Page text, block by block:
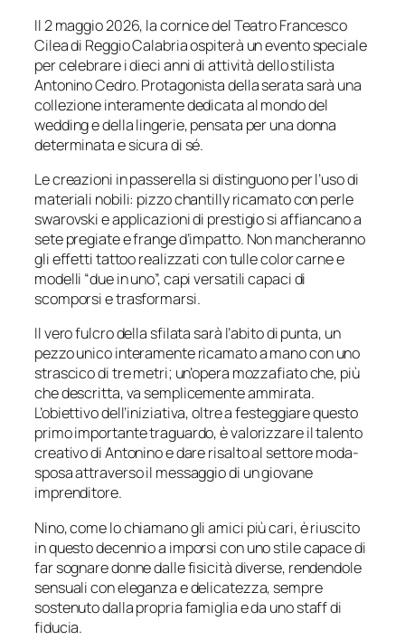
Il 2 maggio 2026, la cornice del Teatro Francesco
Cilea di Reggio Calabria ospiterà un evento speciale
per celebrare i dieci anni di attività dello stilista
Antonino Cedro. Protagonista della serata sarà una
collezione interamente dedicata al mondo del
wedding e della lingerie, pensata per una donna
determinata e sicura di sé.
Le creazioni in passerella si distinguono per l’uso di
materiali nobili: pizzo chantilly ricamato con perle
swarovski e applicazioni di prestigio si affiancano a
sete pregiate e frange d’impatto. Non mancheranno
gli effetti tattoo realizzati con tulle color carne e
modelli “due in uno”, capi versatili capaci di
scomporsi e trasformarsi.
Il vero fulcro della sfilata sarà l’abito di punta, un
pezzo unico interamente ricamato a mano con uno
strascico di tre metri; un’opera mozzafiato che, più
che descritta, va semplicemente ammirata.
L’obiettivo dell’iniziativa, oltre a festeggiare questo
primo importante traguardo, è valorizzare il talento
creativo di Antonino e dare risalto al settore moda-
sposa attraverso il messaggio di un giovane
imprenditore.
Nino, come lo chiamano gli amici più cari, è riuscito
in questo decennio a imporsi con uno stile capace di
far sognare donne dalle fisicità diverse, rendendole
sensuali con eleganza e delicatezza, sempre
sostenuto dalla propria famiglia e da uno staff di
fiducia.